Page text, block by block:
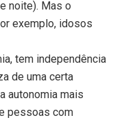
noite). Mas o
exemplo, idosos
tem independência
de uma certa
autonomia mais
pessoas com